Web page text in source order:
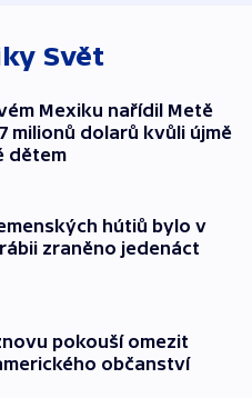
Svět
Mexiku nařídil Metě
milionů dolarů kvůli újmě
dětem
hútiů bylo v
zraněno jedenáct
pokouší omezit
občanství